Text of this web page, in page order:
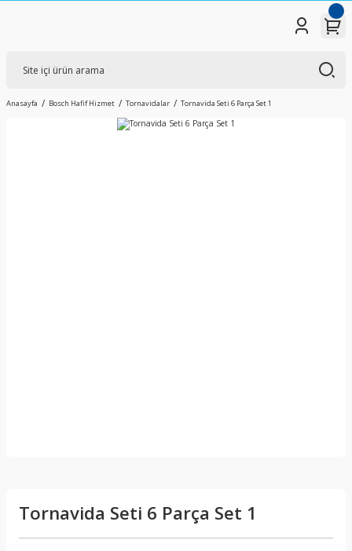
Anasayfa Bosch Hafif Hizmet Tornavidalar Tornavida Seti 6 Parça Set 1
Tornavida Seti 6 Parça Set 1